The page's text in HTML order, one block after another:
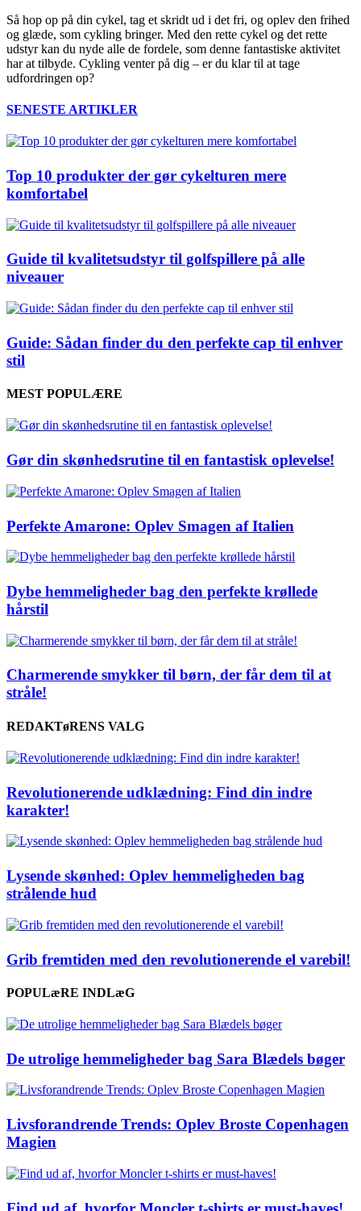
Så hop op på din cykel, tag et skridt ud i det fri, og oplev den frihed
og glæde, som cykling bringer. Med den rette cykel og det rette
udstyr kan du nyde alle de fordele, som denne fantastiske aktivitet
har at tilbyde. Cykling venter på dig – er du klar til at tage
udfordringen op?
SENESTE ARTIKLER
Top 10 produkter der gør cykelturen mere
komfortabel
Guide til kvalitetsudstyr til golfspillere på alle
niveauer
Guide: Sådan finder du den perfekte cap til enhver
stil
MEST POPULÆRE
Gør din skønhedsrutine til en fantastisk oplevelse!
Perfekte Amarone: Oplev Smagen af Italien
Dybe hemmeligheder bag den perfekte krøllede
hårstil
Charmerende smykker til børn, der får dem til at
stråle!
REDAKTøRENS VALG
Revolutionerende udklædning: Find din indre
karakter!
Lysende skønhed: Oplev hemmeligheden bag
strålende hud
Grib fremtiden med den revolutionerende el varebil!
POPULæRE INDLæG
De utrolige hemmeligheder bag Sara Blædels bøger
Livsforandrende Trends: Oplev Broste Copenhagen
Magien